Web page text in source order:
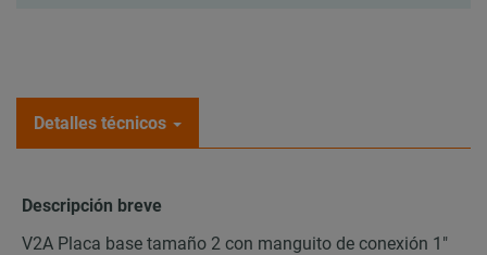
Detalles técnicos
Descripción breve
V2A Placa base tamaño 2 con manguito de conexión 1"